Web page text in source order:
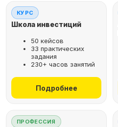
КУРС
Школа инвестиций
50 кейсов
33 практических
задания
230+ часов занятий
Подробнее
ПРОФЕССИЯ